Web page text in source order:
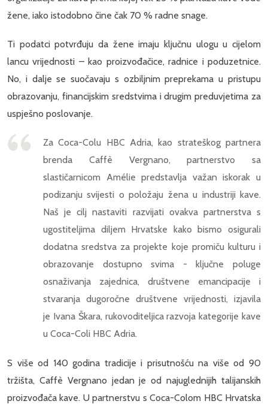
žene, iako istodobno čine čak 70 % radne snage.
Ti podatci potvrđuju da žene imaju ključnu ulogu u cijelom
lancu vrijednosti – kao proizvođačice, radnice i poduzetnice.
No, i dalje se suočavaju s ozbiljnim preprekama u pristupu
obrazovanju, financijskim sredstvima i drugim preduvjetima za
uspješno poslovanje.
Za Coca-Colu HBC Adria, kao strateškog partnera
brenda Caffè Vergnano, partnerstvo sa
slastičarnicom Amélie predstavlja važan iskorak u
podizanju svijesti o položaju žena u industriji kave.
Naš je cilj nastaviti razvijati ovakva partnerstva s
ugostiteljima diljem Hrvatske kako bismo osigurali
dodatna sredstva za projekte koje promiču kulturu i
obrazovanje dostupno svima - ključne poluge
osnaživanja zajednica, društvene emancipacije i
stvaranja dugoročne društvene vrijednosti, izjavila
je Ivana Škara, rukovoditeljica razvoja kategorije kave
u Coca-Coli HBC Adria.
S više od 140 godina tradicije i prisutnošću na više od 90
tržišta, Caffè Vergnano jedan je od najuglednijih talijanskih
proizvođača kave. U partnerstvu s Coca-Colom HBC Hrvatska